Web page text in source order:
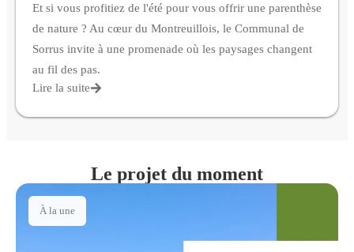
Et si vous profitiez de l'été pour vous offrir une parenthèse
de nature ? Au cœur du Montreuillois, le Communal de
Sorrus invite à une promenade où les paysages changent
au fil des pas.
Lire la suite
Le projet du moment
À la une